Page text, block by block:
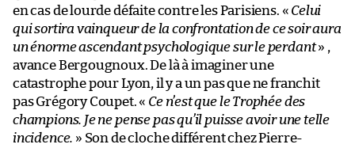
en cas de lourde défaite contre les Parisiens. « Celui
qui sortira vainqueur de la confrontation de ce soir aura
un énorme ascendant psychologique sur le perdant» ,
avance Bergougnoux. De là à imaginer une
catastrophe pour Lyon, il y a un pas que ne franchit
pas Grégory Coupet. « Ce n’est que le Trophée des
champions. Je ne pense pas qu’il puisse avoir une telle
incidence. » Son de cloche différent chez Pierre-